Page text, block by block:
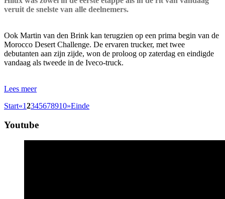
veruit de snelste van alle deelnemers.
Ook Martin van den Brink kan terugzien op een prima begin van de
Morocco Desert Challenge. De ervaren trucker, met twee
debutanten aan zijn zijde, won de proloog op zaterdag en eindigde
vandaag als tweede in de Iveco-truck.
Lees meer
Start«12345678910»Einde
Youtube